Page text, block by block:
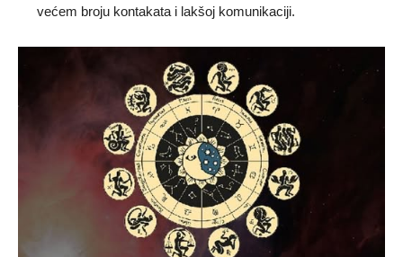
većem broju kontakata i lakšoj komunikaciji.